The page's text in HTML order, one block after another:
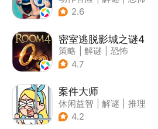
| 暗黑
2.6
密室逃脱影城之谜4
策略 解谜
恐怖
| 密室逃脱
4.7
案件大师
休闲益智 解谜
推理
| 卡通
4.2